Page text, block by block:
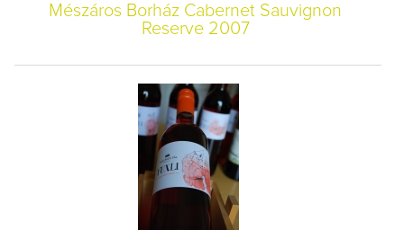
Mészáros Borház Cabernet Sauvignon
Reserve 2007